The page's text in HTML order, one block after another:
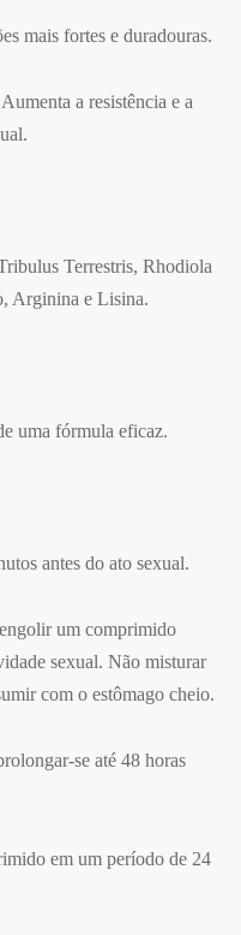
mais fortes e duradouras.
a resistência e a
Terrestris, Rhodiola
Arginina e Lisina.
uma fórmula eficaz.
antes do ato sexual.
um comprimido
sexual. Não misturar
com o estômago cheio.
se até 48 horas
em um período de 24